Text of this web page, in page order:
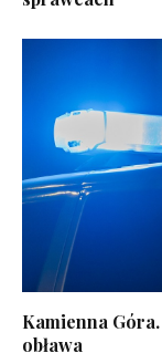
Kamienna
obława